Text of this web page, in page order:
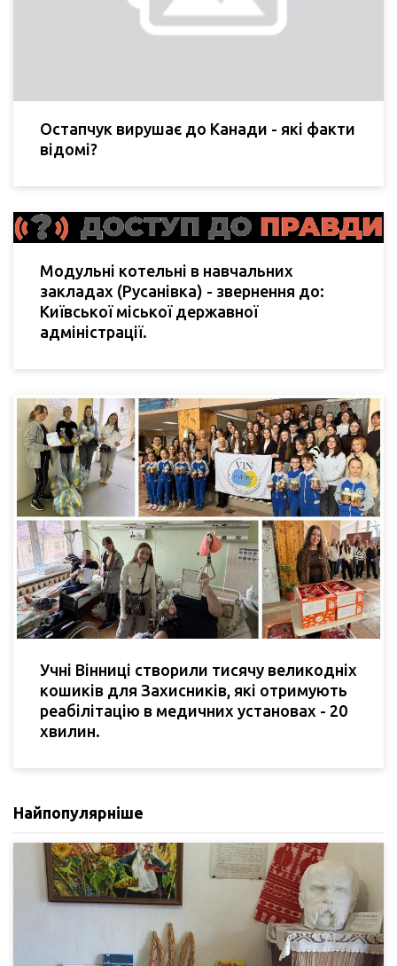
Остапчук вирушає до Канади - які факти
відомі?
Модульні котельні в навчальних
закладах (Русанівка) - звернення до:
Київської міської державної
адміністрації.
Учні Вінниці створили тисячу великодніх
кошиків для Захисників, які отримують
реабілітацію в медичних установах - 20
хвилин.
Найпопулярніше